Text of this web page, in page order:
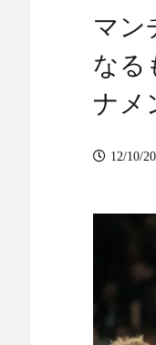
ィカルが悪かっ
本田圭佑のW
か？」「ネタに
ワイ手取り15
【MLB】村上
画は依存度が高
【ファ！？】
韓国人「韓国
海外「ディズ
が殺到中 - どんぐ
海外「ディズ
が殺到中 - どんぐ
海外「でもこ
マン
なる
ナメ
12/10/